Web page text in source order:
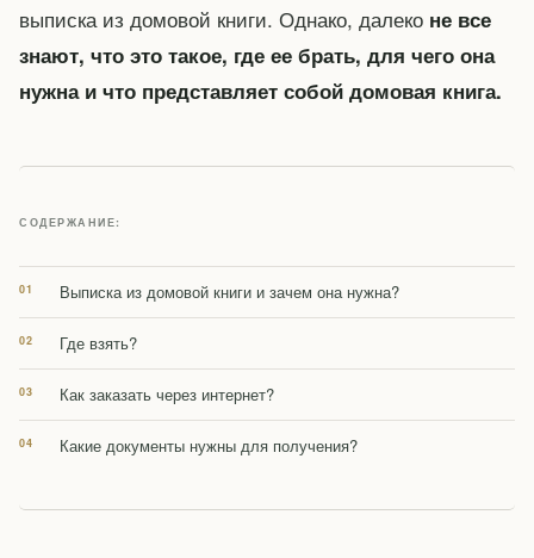
выписка из домовой книги. Однако, далеко не все
знают, что это такое, где ее брать, для чего она
нужна и что представляет собой домовая книга.
СОДЕРЖАНИЕ:
Выписка из домовой книги и зачем она нужна?
Где взять?
Как заказать через интернет?
Какие документы нужны для получения?